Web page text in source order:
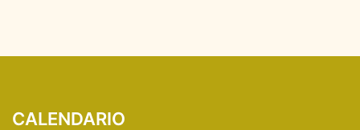
CALENDARIO